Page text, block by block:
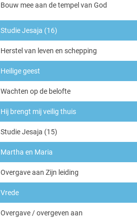
Bouw mee aan de tempel van God
Studie Jesaja (16)
Herstel van leven en schepping
Heilige geest
Wachten op de belofte
Hij brengt mij veilig thuis
Studie Jesaja (15)
Martha en Maria
Overgave aan Zijn leiding
Vrede
Overgave / overgeven aan